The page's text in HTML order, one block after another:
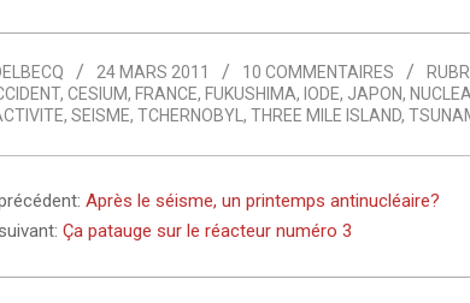
24 MARS 2011 10 COMMENTAIRES
, CESIUM, FRANCE, FUKUSHIMA, IODE, JAPON,
, SEISME, TCHERNOBYL, THREE MILE ISLAND,
Après le séisme, un printemps antinucléaire?
Ça patauge sur le réacteur numéro 3